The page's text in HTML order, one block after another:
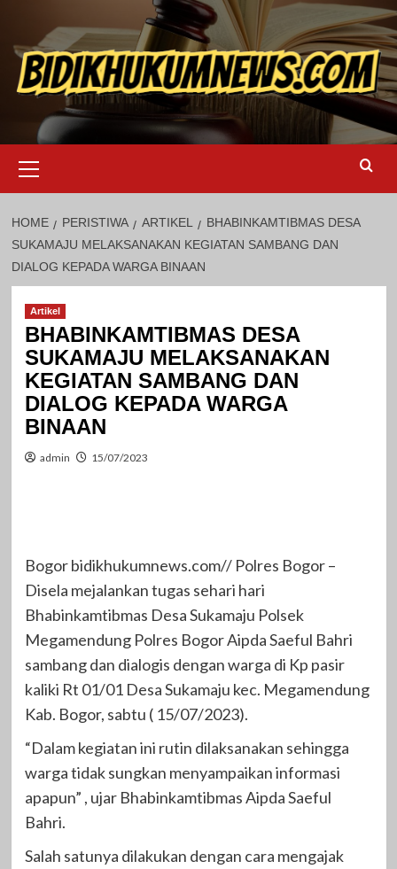
content
Menu
HOME PERISTIWA ARTIKEL
BHABINKAMTIBMAS DESA
SUKAMAJU MELAKSANAKAN KEGIATAN SAMBANG DAN
DIALOG KEPADA WARGA BINAAN
Artikel
BHABINKAMTIBMAS DESA
SUKAMAJU MELAKSANAKAN
KEGIATAN SAMBANG DAN
DIALOG KEPADA WARGA
BINAAN
admin 15/07/2023
Bogor bidikhukumnews.com// Polres Bogor –
Disela mejalankan tugas sehari hari
Bhabinkamtibmas Desa Sukamaju Polsek
Megamendung Polres Bogor Aipda Saeful Bahri
sambang dan dialogis dengan warga di Kp pasir
kaliki Rt 01/01 Desa Sukamaju kec. Megamendung
Kab. Bogor, sabtu ( 15/07/2023).
“Dalam kegiatan ini rutin dilaksanakan sehingga
warga tidak sungkan menyampaikan informasi
apapun” , ujar Bhabinkamtibmas Aipda Saeful
Bahri.
Salah satunya dilakukan dengan cara mengajak